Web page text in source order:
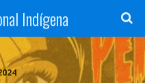
Indígena